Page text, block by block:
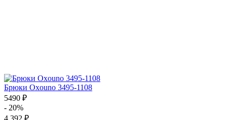
Брюки Oxouno 3495-1108
5490 ₽
- 20%
4 392 ₽